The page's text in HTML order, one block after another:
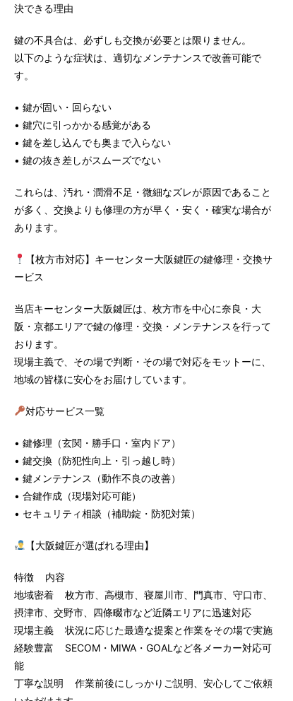
決できる理由
鍵の不具合は、必ずしも交換が必要とは限りません。
以下のような症状は、適切なメンテナンスで改善可能で
す。
• 鍵が固い・回らない
• 鍵穴に引っかかる感覚がある
• 鍵を差し込んでも奥まで入らない
• 鍵の抜き差しがスムーズでない
これらは、汚れ・潤滑不足・微細なズレが原因であること
が多く、交換よりも修理の方が早く・安く・確実な場合が
あります。
【枚方市対応】キーセンター大阪鍵匠の鍵修理・交換サ
ービス
当店キーセンター大阪鍵匠は、枚方市を中心に奈良・大
阪・京都エリアで鍵の修理・交換・メンテナンスを行って
おります。
現場主義で、その場で判断・その場で対応をモットーに、
地域の皆様に安心をお届けしています。
対応サービス一覧
• 鍵修理（玄関・勝手口・室内ドア）
• 鍵交換（防犯性向上・引っ越し時）
• 鍵メンテナンス（動作不良の改善）
• 合鍵作成（現場対応可能）
• セキュリティ相談（補助錠・防犯対策）
【大阪鍵匠が選ばれる理由】
特徴 内容
地域密着 枚方市、高槻市、寝屋川市、門真市、守口市、
摂津市、交野市、四條畷市など近隣エリアに迅速対応
現場主義 状況に応じた最適な提案と作業をその場で実施
経験豊富 SECOM・MIWA・GOALなど各メーカー対応可
能
丁寧な説明 作業前後にしっかりご説明、安心してご依頼